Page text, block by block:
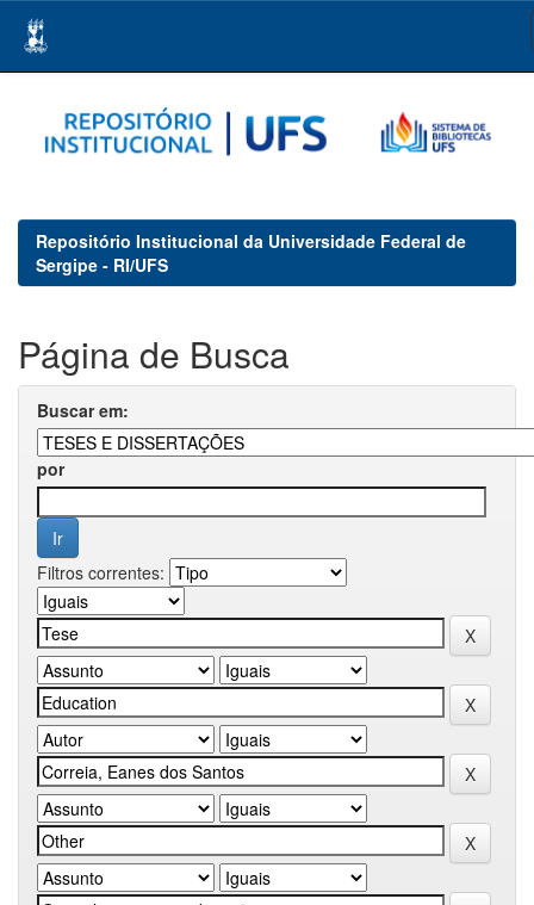
navigation
Repositório Institucional da Universidade Federal de
Sergipe - RI/UFS
Página de Busca
Buscar em:
por
Filtros correntes: